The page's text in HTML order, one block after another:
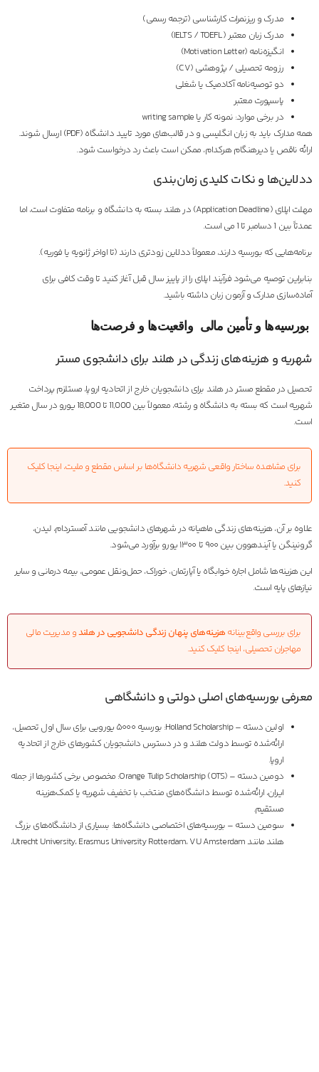
مدرک و ریزنمرات کارشناسی (ترجمه رسمی)
مدرک زبان معتبر (IELTS / TOEFL)
انگیزه‌نامه (Motivation Letter)
رزومه تحصیلی / پژوهشی (CV)
دو توصیه‌نامه آکادمیک یا شغلی
پاسپورت معتبر
در برخی موارد: نمونه کار یا writing sample
همه مدارک باید به زبان انگلیسی و در قالب‌های مورد تایید دانشگاه (PDF) ارسال شوند.
ارائه ناقص یا دیرهنگام هرکدام، ممکن است باعث رد درخواست شود.
ددلاین‌ها و نکات کلیدی زمان‌بندی
مهلت اپلای (Application Deadline) در هلند بسته به دانشگاه و برنامه متفاوت است، اما
عمدتاً بین 1 دسامبر تا 1 می است.
برنامه‌هایی که بورسیه دارند، معمولاً ددلاین زودتری دارند (تا اواخر ژانویه یا فوریه).
بنابراین توصیه می‌شود فرآیند اپلای را از پاییز سال قبل آغاز کنید تا وقت کافی برای
آماده‌سازی مدارک و آزمون زبان داشته باشید.
بورسیه‌ها و تأمین مالی واقعیت‌ها و فرصت‌ها
شهریه و هزینه‌های زندگی در هلند برای دانشجوی مستر
تحصیل در مقطع مستر در هلند برای دانشجویان خارج از اتحادیه اروپا، مستلزم پرداخت
شهریه است که بسته به دانشگاه و رشته، معمولاً بین 11,000 تا 18,000 یورو در سال متغیر
است.
برای مشاهده ساختار واقعی شهریه دانشگاه‌ها بر اساس مقطع و ملیت، اینجا کلیک
کنید.
علاوه بر آن، هزینه‌های زندگی ماهیانه در شهرهای دانشجویی مانند آمستردام، لیدن،
گرونینگن یا آیندهوون بین ۹۰۰ تا ۱۳۰۰ یورو برآورد می‌شود.
این هزینه‌ها شامل اجاره خوابگاه یا آپارتمان، خوراک، حمل‌ونقل عمومی، بیمه درمانی و سایر
نیازهای پایه است.
برای بررسی واقع‌بینانه هزینه‌های پنهان زندگی دانشجویی در هلندو مدیریت مالی
مهاجران تحصیلی، اینجا کلیک کنید.
معرفی بورسیه‌های اصلی دولتی و دانشگاهی
اولين دسته – Holland Scholarship: بورسیه ۵۰۰۰ یورویی برای سال اول تحصیل،
ارائه‌شده توسط دولت هلند و در دسترس دانشجویان کشورهای خارج از اتحادیه
اروپا.
دومين دسته – Orange Tulip Scholarship (OTS): مخصوص برخی کشورها از جمله
ایران، ارائه‌شده توسط دانشگاه‌های منتخب با تخفیف شهریه یا کمک‌هزینه
مستقیم.
سومين دسته – بورسیه‌های اختصاصی دانشگاه‌ها: بسیاری از دانشگاه‌های بزرگ
هلند مانند Utrecht University، Erasmus University Rotterdam، VU Amsterdam،